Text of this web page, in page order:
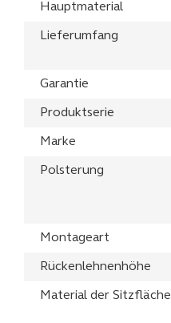
Hauptmaterial
Lieferumfang
Garantie
Produktserie
Marke
Polsterung
Montageart
Rückenlehnenhöhe
Material der Sitzfläche